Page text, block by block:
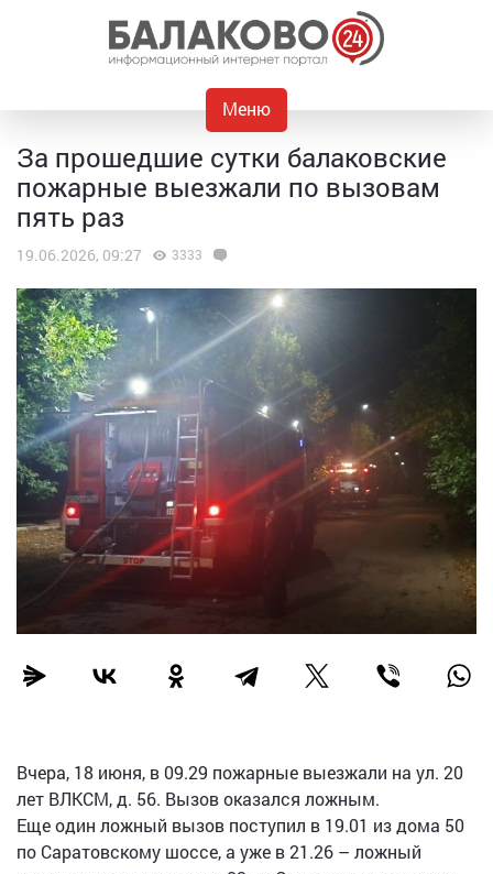
Меню
За прошедшие сутки балаковские
пожарные выезжали по вызовам
пять раз
19.06.2026, 09:27 3333
Вчера, 18 июня, в 09.29 пожарные выезжали на ул. 20
лет ВЛКСМ, д. 56. Вызов оказался ложным.
Еще один ложный вызов поступил в 19.01 из дома 50
по Саратовскому шоссе, а уже в 21.26 – ложный